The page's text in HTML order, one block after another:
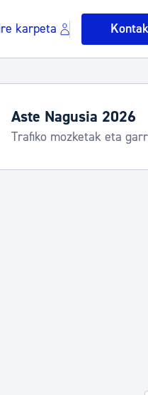
karpeta
publikoa, hondakinak eta
Aste Nagusia 2026
Trafiko mozketak eta